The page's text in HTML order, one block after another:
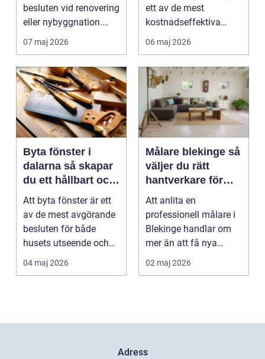
besluten vid renovering
eller nybyggnation.
Taket på...
07 maj 2026
ett av de mest
kostnadseffektiva
sätten att sänka sina
upp...
06 maj 2026
Byta fönster i
dalarna så skapar
du ett hållbart och
vackert hus
Att byta fönster är ett
av de mest avgörande
besluten för både
husets utseende och
energiförbrukning...
04 maj 2026
Målare blekinge så
väljer du rätt
hantverkare för
hem och företag
Att anlita en
professionell målare i
Blekinge handlar om
mer än att få nya
färger på väggarna.
Rätt ...
02 maj 2026
Adress